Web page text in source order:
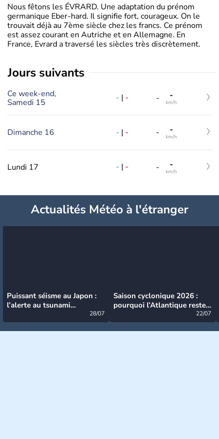
Nous fêtons les ÉVRARD. Une adaptation du prénom
germanique Eber-hard. Il signifie fort, courageux. On le
trouvait déjà au 7ème siècle chez les francs. Ce prénom
est assez courant en Autriche et en Allemagne. En
France, Evrard a traversé les siècles très discrètement.
jours suivants
Ce week-end,
Samedi 15
- | - - -
km/h
Dimanche 16 - | - - -
km/h
Lundi 17 - | - - -
km/h
Actualités Météo à l'étranger
Puissant séisme au Japon :
l’alerte au tsunami
28/07
Saison cyclonique 2026 :
pourquoi l’Atlantique reste
22/07